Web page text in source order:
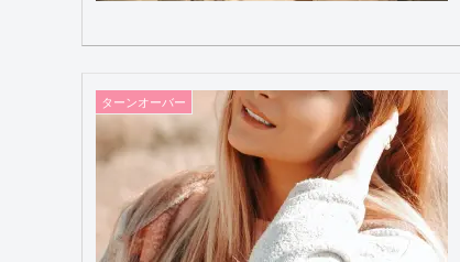
ターンオーバー